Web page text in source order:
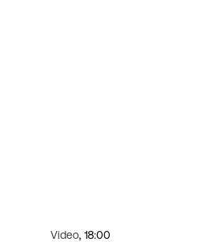
Video, 18:00